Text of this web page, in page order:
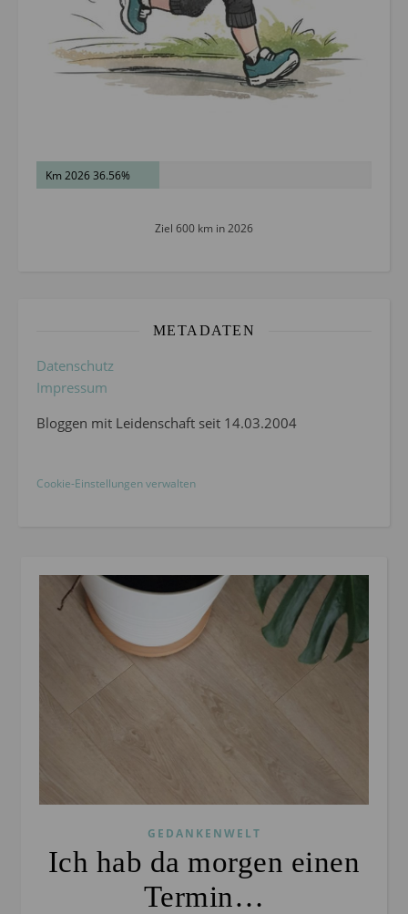
Km 2026 36.56%
Ziel 600 km in 2026
METADATEN
Datenschutz
Impressum
Bloggen mit Leidenschaft seit 14.03.2004
Cookie-Einstellungen verwalten
GEDANKENWELT
Ich hab da morgen einen
Termin…